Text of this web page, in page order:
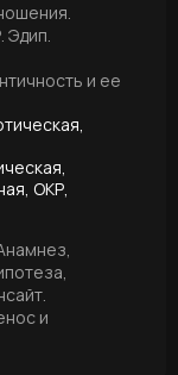
Эдип.
и ее
ОКР,
и